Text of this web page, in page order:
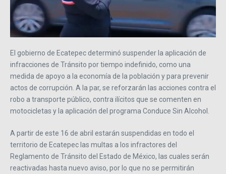
El gobierno de Ecatepec determinó suspender la aplicación de
infracciones de Tránsito por tiempo indefinido, como una
medida de apoyo a la economía de la población y para prevenir
actos de corrupción. A la par, se reforzarán las acciones contra el
robo a transporte público, contra ilícitos que se comenten en
motocicletas y la aplicación del programa Conduce Sin Alcohol.
A partir de este 16 de abril estarán suspendidas en todo el
territorio de Ecatepec las multas a los infractores del
Reglamento de Tránsito del Estado de México, las cuales serán
reactivadas hasta nuevo aviso, por lo que no se permitirán